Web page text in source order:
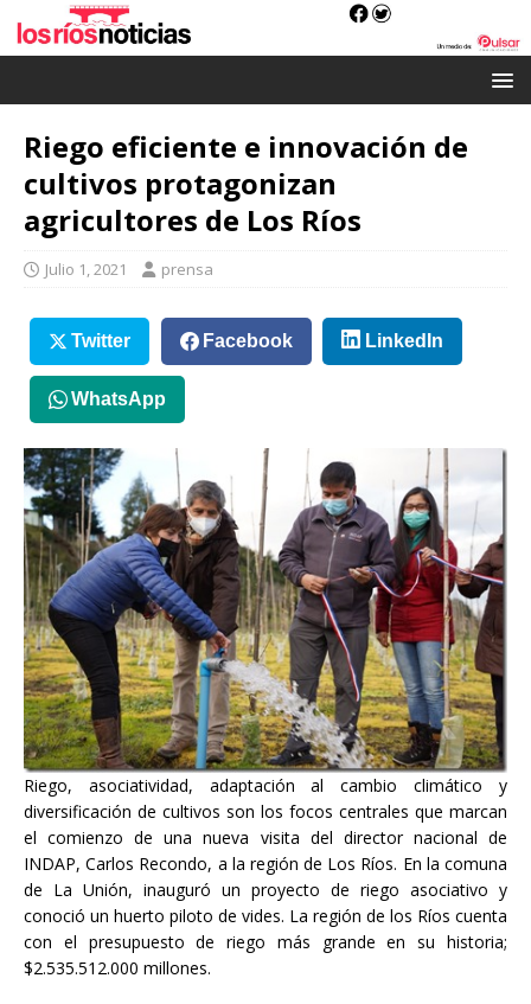
Riego eficiente e innovación de
cultivos protagonizan
agricultores de Los Ríos
Julio 1, 2021 prensa
Twitter Facebook LinkedIn
WhatsApp
Riego, asociatividad, adaptación al cambio climático y
diversificación de cultivos son los focos centrales que marcan
el comienzo de una nueva visita del director nacional de
INDAP, Carlos Recondo, a la región de Los Ríos. En la comuna
de La Unión, inauguró un proyecto de riego asociativo y
conoció un huerto piloto de vides. La región de los Ríos cuenta
con el presupuesto de riego más grande en su historia;
$2.535.512.000 millones.